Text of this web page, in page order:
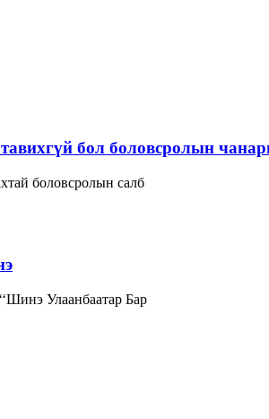
бол боловсролын
боловсролын салб
Улаанбаатар Бар